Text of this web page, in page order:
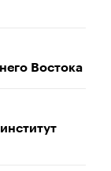
Востока